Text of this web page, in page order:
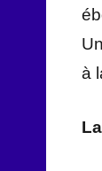
à